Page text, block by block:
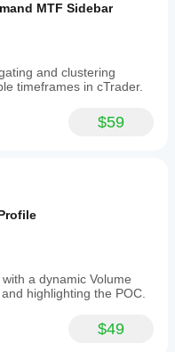
MTF Sidebar
and clustering
timeframes in cTrader.
$59
a dynamic Volume
highlighting the POC.
$49